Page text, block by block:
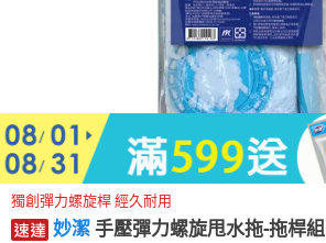
獨創彈力螺旋桿 經久耐用
妙潔手壓彈力螺旋甩水拖-拖桿組